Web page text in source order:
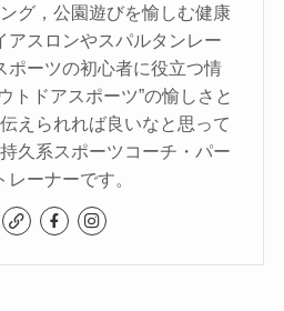
グ，公園遊びを愉しむ健康
アスロンやスパルタンレー
ポーツの初心者に役立つ情
トドアスポーツ”の愉しさと
えられれば良いなと思って
久系スポーツコーチ・パー
レーナーです。